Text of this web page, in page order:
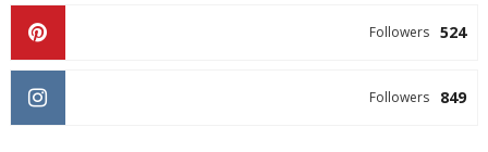
524
Followers
849
Followers